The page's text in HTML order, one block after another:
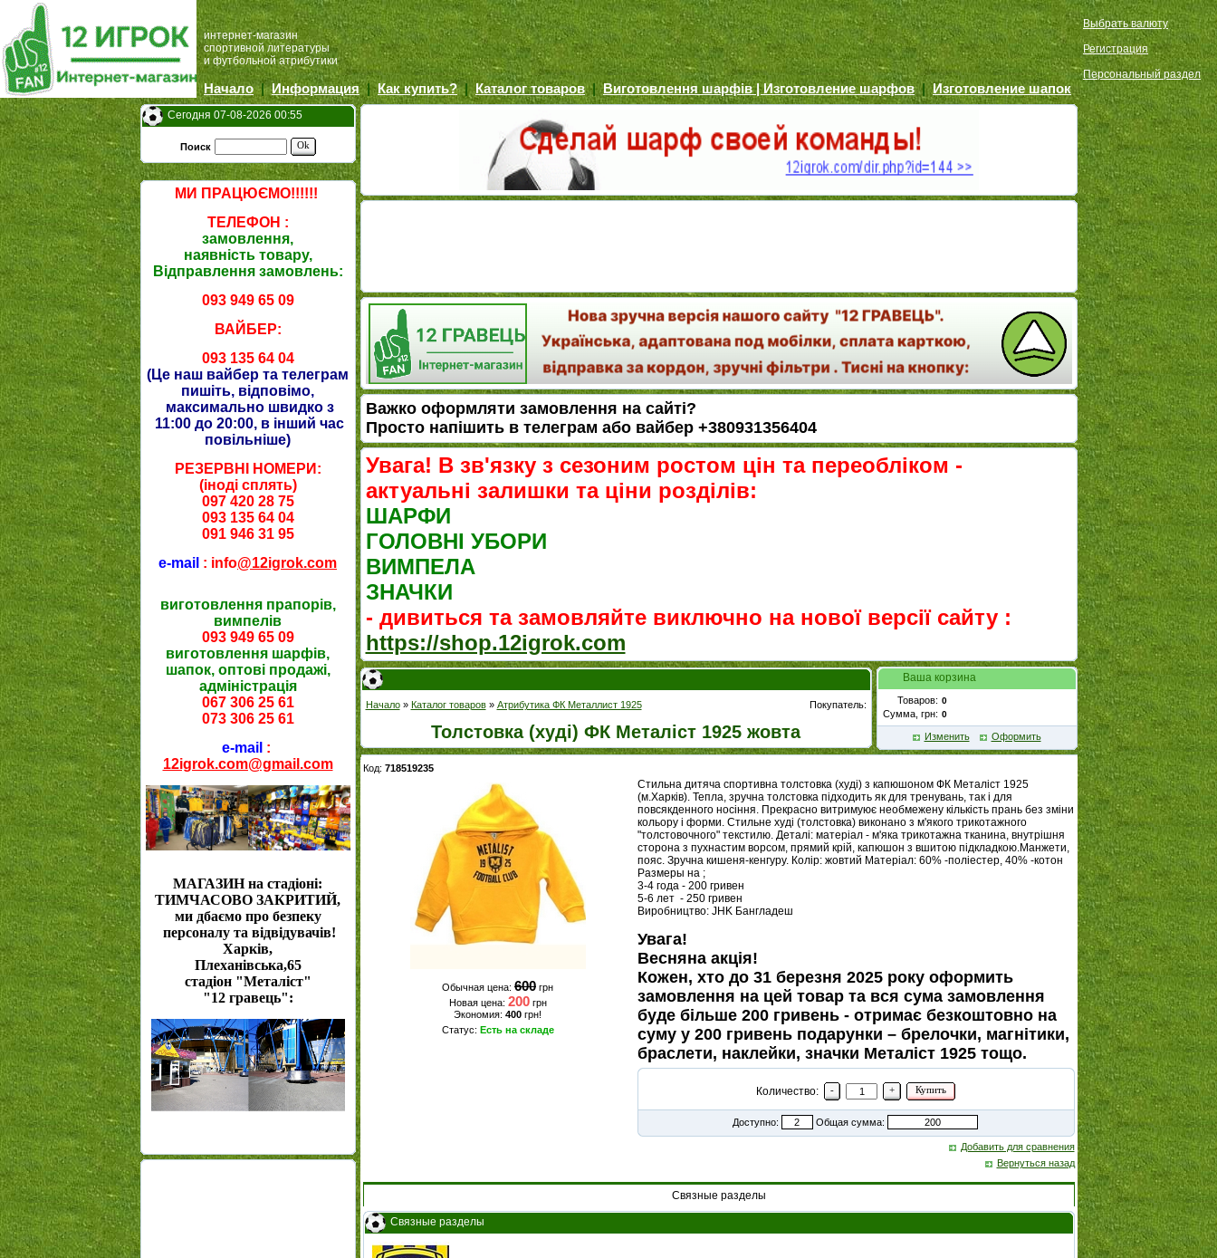
интернет-магазин
спортивной литературы
и футбольной атрибутики
Начало |Информация |Как купить? |Каталог товаров |Виготовлення шарфів | Изготовление шарфов |Изготовление шапок
Выбрать валюту
Регистрация
Персональный раздел
Сегодня 07-08-2026 00:55
Поиск Ok
МИ ПРАЦЮЄМО!!!!!!
ТЕЛЕФОН :
замовлення,
наявність товару,
Відправлення замовлень:
093 949 65 09
ВАЙБЕР:
093 135 64 04
(Це наш вайбер та телеграм
пишіть, відповімо,
максимально швидко з
11:00 до 20:00, в інший час
повільніше)
РЕЗЕРВНІ НОМЕРИ:
(іноді сплять)
097 420 28 75
093 135 64 04
091 946 31 95
e-mail : info@12igrok.com
виготовлення прапорів,
вимпелів
093 949 65 09
виготовлення шарфів,
шапок, оптові продажі,
адміністрація
067 306 25 61
073 306 25 61
e-mail :
12igrok.com@gmail.com
МАГАЗИН на стадіоні:
ТИМЧАСОВО ЗАКРИТИЙ,
ми дбаємо про безпеку
персоналу та відвідувачів!
Харків,
Плеханівська,65
стадіон "Металіст"
"12 гравець":
Важко оформляти замовлення на сайті?
Просто напішить в телеграм або вайбер +380931356404
Увага! В зв'язку з сезоним ростом цін та переобліком -
актуальні залишки та ціни розділів:
ШАРФИ
ГОЛОВНІ УБОРИ
ВИМПЕЛА
ЗНАЧКИ
- дивиться та замовляйте виключно на нової версії сайту :
https://shop.12igrok.com
Начало» Каталог товаров» Атрибутика ФК Металлист 1925 Покупатель:
Толстовка (худі) ФК Металіст 1925 жовта
Ваша корзина
Товаров:
Сумма, грн:
Изменить Оформить
Код: 718519235
Обычная цена: 600 грн
Новая цена: 200грн
Экономия: 400 грн!
Статус: Есть на складе
Стильна дитяча спортивна толстовка (худі) з капюшоном ФК Металіст 1925
(м.Харків). Тепла, зручна толстовка підходить як для тренувань, так і для
повсякденного носіння. Прекрасно витримуює необмежену кількість прань без зміни
кольору і форми. Стильне худі (толстовка) виконано з м'якого трикотажного
"толстовочного" текстилю. Деталі: матеріал - м'яка трикотажна тканина, внутрішня
сторона з пухнастим ворсом, прямий крій, капюшон з вшитою підкладкою.Манжети,
пояс. Зручна кишеня-кенгуру. Колір: жовтий Матеріал: 60% -поліестер, 40% -котон
Размеры на ;
3-4 года - 200 гривен
5-6 лет - 250 гривен
Виробництво: JHK Бангладеш
Увага!
Весняна акція!
Кожен, хто до 31 березня 2025 року оформить
замовлення на цей товар та вся сума замовлення
буде більше 200 гривень - отримає безкоштовно на
суму у 200 гривень подарунки – брелочки, магнітики,
браслети, наклейки, значки Металіст 1925 тощо.
Количество: - + Купить
Доступно: Общая сумма:
Добавить для сравнения
Вернуться назад
Связные разделы
Связные разделы